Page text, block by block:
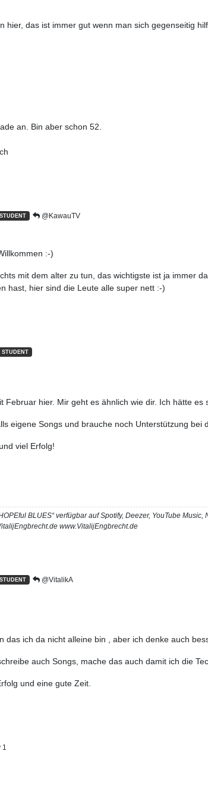
hier, das ist immer gut wenn man sich gegenseitig
an. Bin aber schon 52.
@KawauTV
:-)
mit dem alter zu tun, das wichtigste ist ja immer
hast, hier sind die Leute alle super nett :-)
STUDENT
Februar hier. Mir geht es ähnlich wie dir. Ich hätte es
eigene Songs und brauche noch Unterstützung bei
viel Erfolg!
BLUES“ verfügbar auf Spotify, Deezer, YouTube
www.VitalijEngbrecht.de
@VitalikA
das ich da nicht alleine bin , aber ich denke auch
auch Songs, mache das auch damit ich die
und eine gute Zeit.